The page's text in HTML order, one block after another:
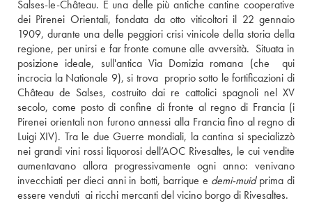
Salses-le-Château. È una delle più antiche cantine cooperative
dei Pirenei Orientali, fondata da otto viticoltori il 22 gennaio
1909, durante una delle peggiori crisi vinicole della storia della
regione, per unirsi e far fronte comune alle avversità.  Situata in
posizione ideale, sull'antica Via Domizia romana (che  qui
incrocia la Nationale 9), si trova  proprio sotto le fortificazioni di
Château de Salses, costruito dai re cattolici spagnoli nel XV
secolo, come posto di confine di fronte al regno di Francia (i
Pirenei orientali non furono annessi alla Francia fino al regno di
Luigi XIV). Tra le due Guerre mondiali, la cantina si specializzò
nei grandi vini rossi liquorosi dell’AOC Rivesaltes, le cui vendite
aumentavano allora progressivamente ogni anno: venivano
invecchiati per dieci anni in botti, barrique e demi-muid prima di
essere venduti  ai ricchi mercanti del vicino borgo di Rivesaltes.